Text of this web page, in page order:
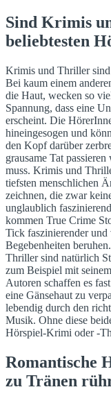
Sind Krimis
beliebtesten
Krimis und Thriller
Bei kaum einem
die Haut, wecken so
Spannung, dass eine
erscheint. Die
hineingesogen und
den Kopf darüber
grausame Tat
muss. Krimis und
tiefsten menschlichen
zeichnen, die zwar
unglaublich
kommen True Crime
Tick faszinierender
Begebenheiten
Thriller sind natürlich
zum Beispiel mit
Autoren schaffen es
eine Gänsehaut zu
lebendig durch den
Musik. Ohne diese
Hörspiel-Krimi oder -
Romantische
zu Tränen